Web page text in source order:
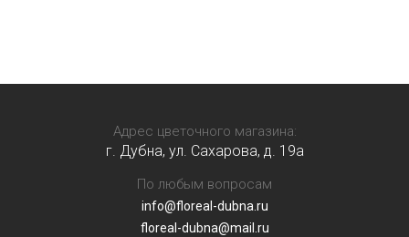
Адрес цветочного магазина:
г. Дубна, ул. Сахарова, д. 19a
По любым вопросам
info@floreal-dubna.ru
floreal-dubna@mail.ru